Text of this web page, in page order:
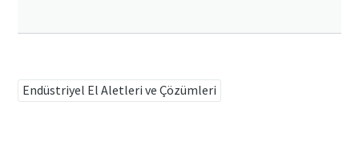
Kalibrasyon zamanı mı geldi?
Endüstriyel El Aletleri ve Çözümleri